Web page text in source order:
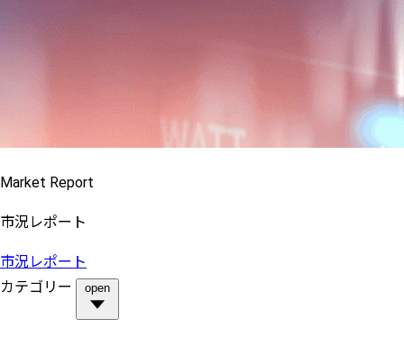
Market Report
市況レポート
市況レポート
カテゴリー
open